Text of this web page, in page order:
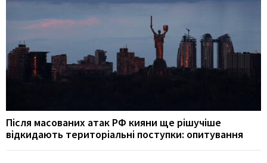
Після масованих атак РФ кияни ще рішучіше
відкидають територіальні поступки: опитування